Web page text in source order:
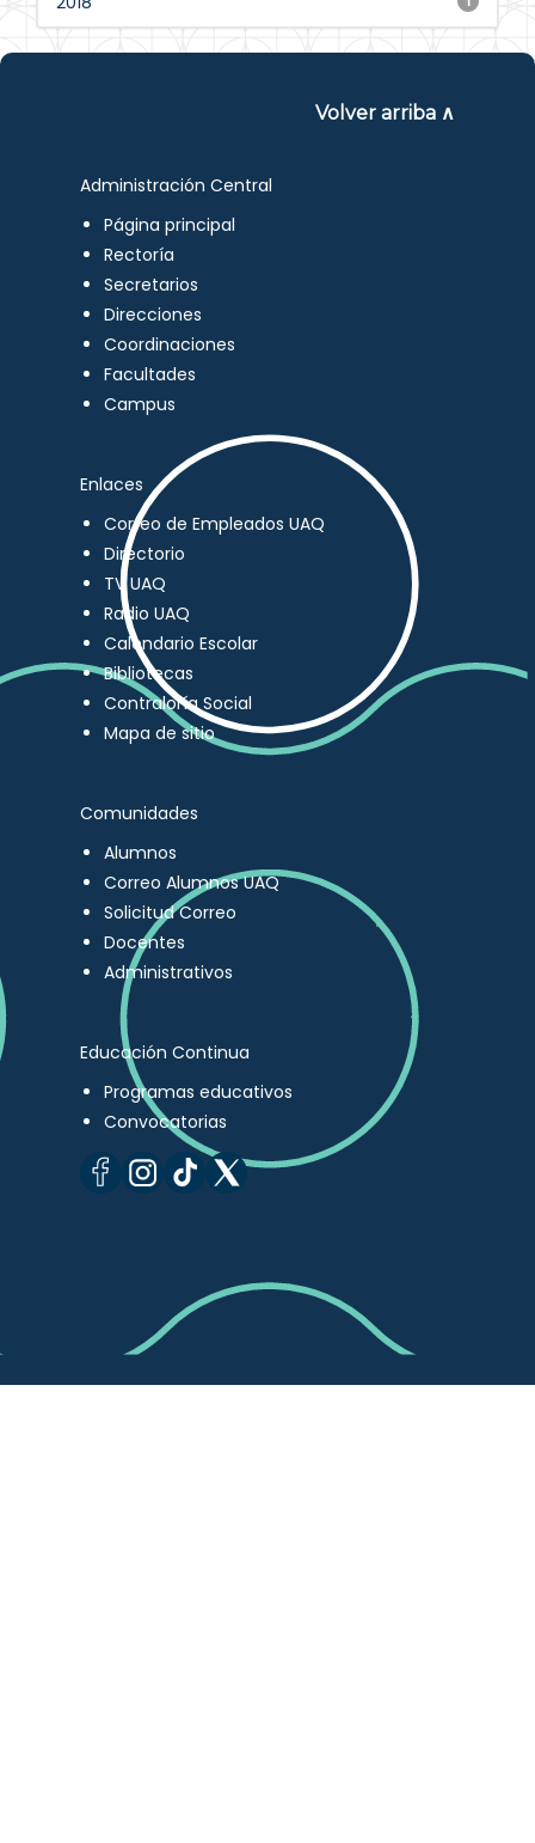
Volver arriba ∧
Administración Central
Página principal
Rectoría
Secretarios
Direcciones
Coordinaciones
Facultades
Campus
Enlaces
Correo de Empleados UAQ
Directorio
TV UAQ
Radio UAQ
Calendario Escolar
Bibliotecas
Contraloría Social
Mapa de sitio
Comunidades
Alumnos
Correo Alumnos UAQ
Solicitud Correo
Docentes
Administrativos
Educación Continua
Programas educativos
Convocatorias